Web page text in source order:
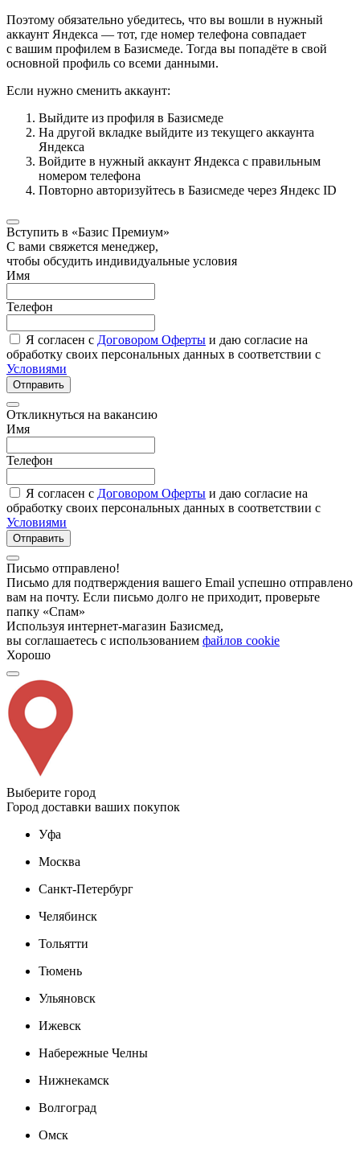
Поэтому обязательно убедитесь, что вы вошли в нужный
аккаунт Яндекса — тот, где номер телефона совпадает
с вашим профилем в Базисмеде. Тогда вы попадёте в свой
основной профиль со всеми данными.
Если нужно сменить аккаунт:
Выйдите из профиля в Базисмеде
На другой вкладке выйдите из текущего аккаунта
Яндекса
Войдите в нужный аккаунт Яндекса с правильным
номером телефона
Повторно авторизуйтесь в Базисмеде через Яндекс ID
Вступить в «Базис Премиум»
С вами свяжется менеджер,
чтобы обсудить индивидуальные условия
Имя
Телефон
Я согласен с Договором Оферты и даю согласие на
обработку своих персональных данных в соответствии с
Условиями
Отправить
Откликнуться на вакансию
Имя
Телефон
Я согласен с Договором Оферты и даю согласие на
обработку своих персональных данных в соответствии с
Условиями
Отправить
Письмо отправлено!
Письмо для подтверждения вашего Email успешно отправлено
вам на почту. Если письмо долго не приходит, проверьте
папку «Спам»
Используя интернет-магазин Базисмед,
вы соглашаетесь с использованием файлов cookie
Хорошо
Выберите город
Город доставки ваших покупок
Уфа
Москва
Санкт-Петербург
Челябинск
Тольятти
Тюмень
Ульяновск
Ижевск
Набережные Челны
Нижнекамск
Волгоград
Омск